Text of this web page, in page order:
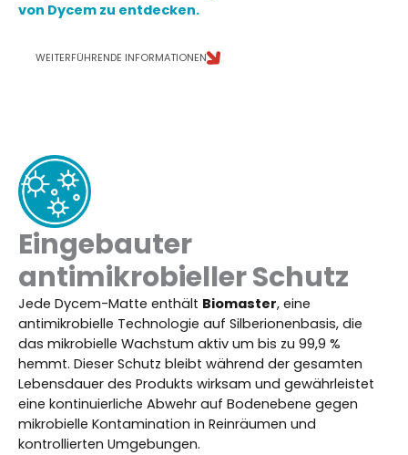
von Dycem zu entdecken.
WEITERFÜHRENDE INFORMATIONEN
Eingebauter
antimikrobieller Schutz
Jede Dycem-Matte enthält Biomaster, eine
antimikrobielle Technologie auf Silberionenbasis, die
das mikrobielle Wachstum aktiv um bis zu 99,9 %
hemmt. Dieser Schutz bleibt während der gesamten
Lebensdauer des Produkts wirksam und gewährleistet
eine kontinuierliche Abwehr auf Bodenebene gegen
mikrobielle Kontamination in Reinräumen und
kontrollierten Umgebungen.